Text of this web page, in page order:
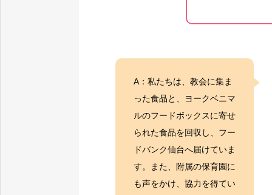
A：私たちは、教会に集ま
った食品と、ヨークベニマ
ルのフードボックスに寄せ
られた食品を回収し、フー
ドバンク仙台へ届けていま
す。また、附属の保育園に
も声をかけ、協力を得てい